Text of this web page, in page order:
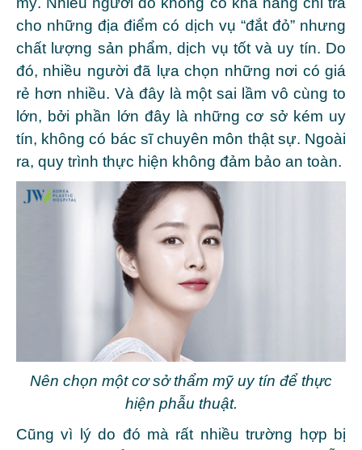
cho những địa điểm có dịch vụ “đắt đỏ” nhưng
chất lượng sản phẩm, dịch vụ tốt và uy tín. Do
đó, nhiều người đã lựa chọn những nơi có giá
rẻ hơn nhiều. Và đây là một sai lầm vô cùng to
lớn, bởi phần lớn đây là những cơ sở kém uy
tín, không có bác sĩ chuyên môn thật sự. Ngoài
ra, quy trình thực hiện không đảm bảo an toàn.
Nên chọn một cơ sở thẩm mỹ uy tín để thực
hiện phẫu thuật.
Cũng vì lý do đó mà rất nhiều trường hợp bị